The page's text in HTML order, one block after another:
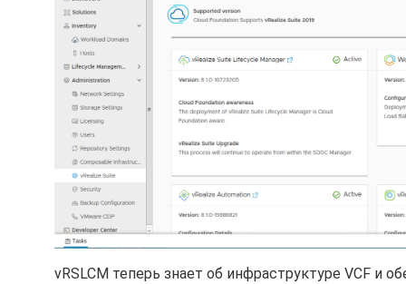
vRSLCM теперь знает об инфраструктуре VCF